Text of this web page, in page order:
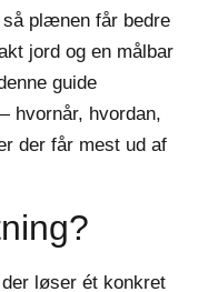
plænen får bedre
jord og en målbar
guide
hvornår, hvordan,
der får mest ud af
løser ét konkret